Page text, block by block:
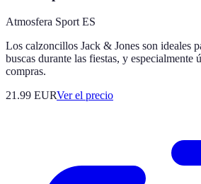
Atmosfera Sport ES
Los calzoncillos Jack & Jones son ideales
buscas durante las fiestas, y especialmente
compras.
21.99 EURVer el precio